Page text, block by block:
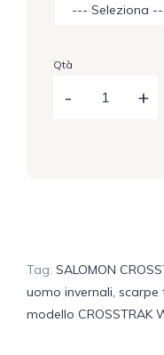
Qtà
Tag: SALOMON
uomo invernali, scarpe
modello CROSSTRAK